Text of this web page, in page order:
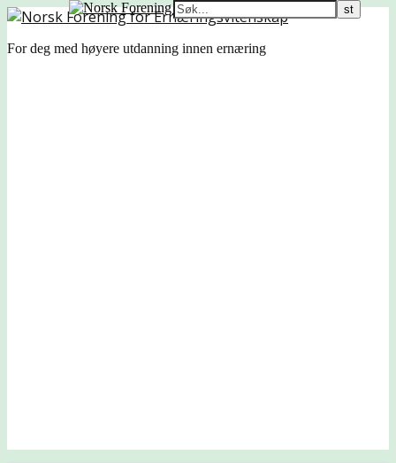
For deg med høyere utdanning innen ernæring